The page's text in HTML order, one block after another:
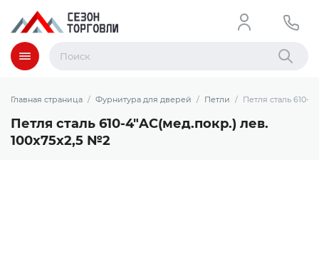
Меню Найти
Главная страница Фурнитура для дверей Петли Петля сталь 610-
Петля сталь 610-4"AC(мед.покр.) лев.
100х75х2,5 №2